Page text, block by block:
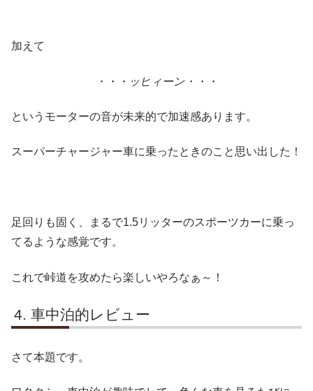
加えて
・・・ッヒィーン・・・
というモーターの音が未来的で加速感あります。
スーパーチャージャー車に乗ったときのこと思い出した！
足回りも固く、まるで1.5リッターのスポーツカーに乗っ
てるような感覚です。
これで峠道を攻めたら楽しいやろなぁ～！
車中泊的レビュー
さて本題です。